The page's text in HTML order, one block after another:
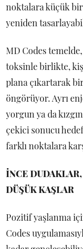
noktalara küçük bir
yeniden
MD Codes
toksinle birlikte,
plana çıkartarak
öngörüyor. Ayrı
yorgun ya da
çekici sonucu
farklı noktalara
İNCE
DÜŞÜK KAŞLAR
Pozitif yaşlanma
Codes